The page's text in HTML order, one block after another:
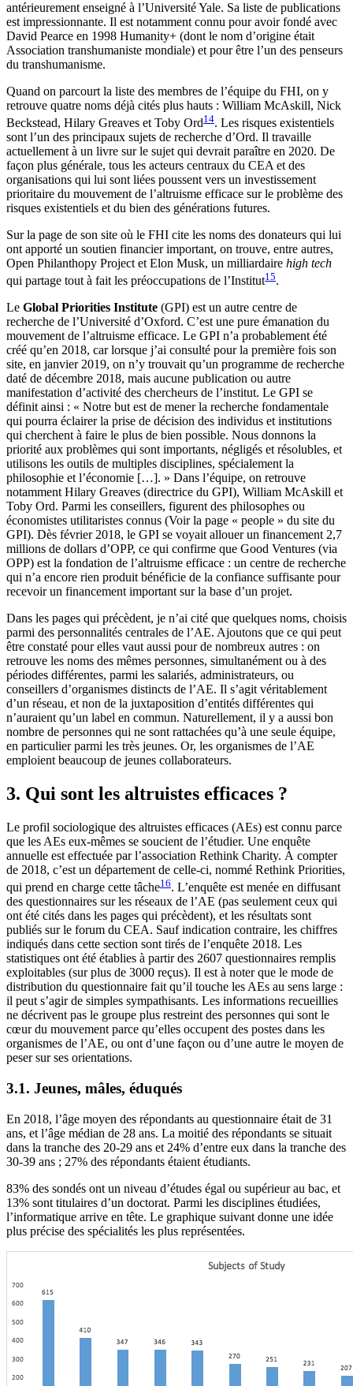
antérieurement enseigné à l’Université Yale. Sa liste de publications
est impressionnante. Il est notamment connu pour avoir fondé avec
David Pearce en 1998 Humanity+ (dont le nom d’origine était
Association transhumaniste mondiale) et pour être l’un des penseurs
du transhumanisme.
Quand on parcourt la liste des membres de l’équipe du FHI, on y
retrouve quatre noms déjà cités plus hauts : William McAskill, Nick
Beckstead, Hilary Greaves et Toby Ord14. Les risques existentiels
sont l’un des principaux sujets de recherche d’Ord. Il travaille
actuellement à un livre sur le sujet qui devrait paraître en 2020. De
façon plus générale, tous les acteurs centraux du CEA et des
organisations qui lui sont liées poussent vers un investissement
prioritaire du mouvement de l’altruisme efficace sur le problème des
risques existentiels et du bien des générations futures.
Sur la page de son site où le FHI cite les noms des donateurs qui lui
ont apporté un soutien financier important, on trouve, entre autres,
Open Philanthopy Project et Elon Musk, un milliardaire high tech
qui partage tout à fait les préoccupations de l’Institut15.
Le Global Priorities Institute (GPI) est un autre centre de
recherche de l’Université d’Oxford. C’est une pure émanation du
mouvement de l’altruisme efficace. Le GPI n’a probablement été
créé qu’en 2018, car lorsque j’ai consulté pour la première fois son
site, en janvier 2019, on n’y trouvait qu’un programme de recherche
daté de décembre 2018, mais aucune publication ou autre
manifestation d’activité des chercheurs de l’institut. Le GPI se
définit ainsi : « Notre but est de mener la recherche fondamentale
qui pourra éclairer la prise de décision des individus et institutions
qui cherchent à faire le plus de bien possible. Nous donnons la
priorité aux problèmes qui sont importants, négligés et résolubles, et
utilisons les outils de multiples disciplines, spécialement la
philosophie et l’économie […]. » Dans l’équipe, on retrouve
notamment Hilary Greaves (directrice du GPI), William McAskill et
Toby Ord. Parmi les conseillers, figurent des philosophes ou
économistes utilitaristes connus (Voir la page « people » du site du
GPI). Dès février 2018, le GPI se voyait allouer un financement 2,7
millions de dollars d’OPP, ce qui confirme que Good Ventures (via
OPP) est la fondation de l’altruisme efficace : un centre de recherche
qui n’a encore rien produit bénéficie de la confiance suffisante pour
recevoir un financement important sur la base d’un projet.
Dans les pages qui précèdent, je n’ai cité que quelques noms, choisis
parmi des personnalités centrales de l’AE. Ajoutons que ce qui peut
être constaté pour elles vaut aussi pour de nombreux autres : on
retrouve les noms des mêmes personnes, simultanément ou à des
périodes différentes, parmi les salariés, administrateurs, ou
conseillers d’organismes distincts de l’AE. Il s’agit véritablement
d’un réseau, et non de la juxtaposition d’entités différentes qui
n’auraient qu’un label en commun. Naturellement, il y a aussi bon
nombre de personnes qui ne sont rattachées qu’à une seule équipe,
en particulier parmi les très jeunes. Or, les organismes de l’AE
emploient beaucoup de jeunes collaborateurs.
3. Qui sont les altruistes efficaces ?
Le profil sociologique des altruistes efficaces (AEs) est connu parce
que les AEs eux-mêmes se soucient de l’étudier. Une enquête
annuelle est effectuée par l’association Rethink Charity. À compter
de 2018, c’est un département de celle-ci, nommé Rethink Priorities,
qui prend en charge cette tâche16. L’enquête est menée en diffusant
des questionnaires sur les réseaux de l’AE (pas seulement ceux qui
ont été cités dans les pages qui précèdent), et les résultats sont
publiés sur le forum du CEA. Sauf indication contraire, les chiffres
indiqués dans cette section sont tirés de l’enquête 2018. Les
statistiques ont été établies à partir des 2607 questionnaires remplis
exploitables (sur plus de 3000 reçus). Il est à noter que le mode de
distribution du questionnaire fait qu’il touche les AEs au sens large :
il peut s’agir de simples sympathisants. Les informations recueillies
ne décrivent pas le groupe plus restreint des personnes qui sont le
cœur du mouvement parce qu’elles occupent des postes dans les
organismes de l’AE, ou ont d’une façon ou d’une autre le moyen de
peser sur ses orientations.
3.1. Jeunes, mâles, éduqués
En 2018, l’âge moyen des répondants au questionnaire était de 31
ans, et l’âge médian de 28 ans. La moitié des répondants se situait
dans la tranche des 20-29 ans et 24% d’entre eux dans la tranche des
30-39 ans ; 27% des répondants étaient étudiants.
83% des sondés ont un niveau d’études égal ou supérieur au bac, et
13% sont titulaires d’un doctorat. Parmi les disciplines étudiées,
l’informatique arrive en tête. Le graphique suivant donne une idée
plus précise des spécialités les plus représentées.